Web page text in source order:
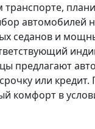
автомобилей
седанов и
предлагают
или кредит.
комфорт в